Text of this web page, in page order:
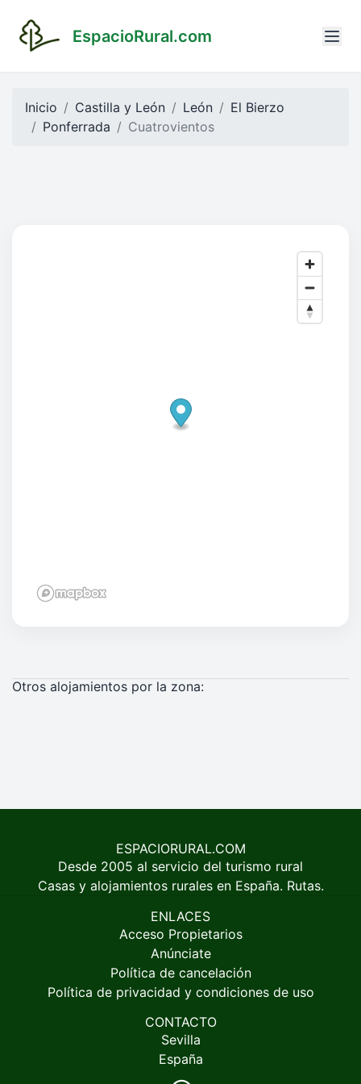
EspacioRural.com
Inicio Castilla y León León
El Bierzo
Ponferrada
Cuatrovientos
Otros alojamientos por la zona:
ESPACIORURAL.COM
Desde 2005 al servicio del turismo rural
Casas y alojamientos rurales en España. Rutas.
ENLACES
Acceso Propietarios
Anúnciate
Política de cancelación
Política de privacidad y condiciones de uso
CONTACTO
Sevilla
España